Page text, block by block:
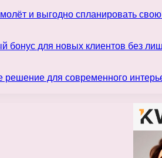
и выгодно спланировать
бонус для новых клиентов без
решение для современного